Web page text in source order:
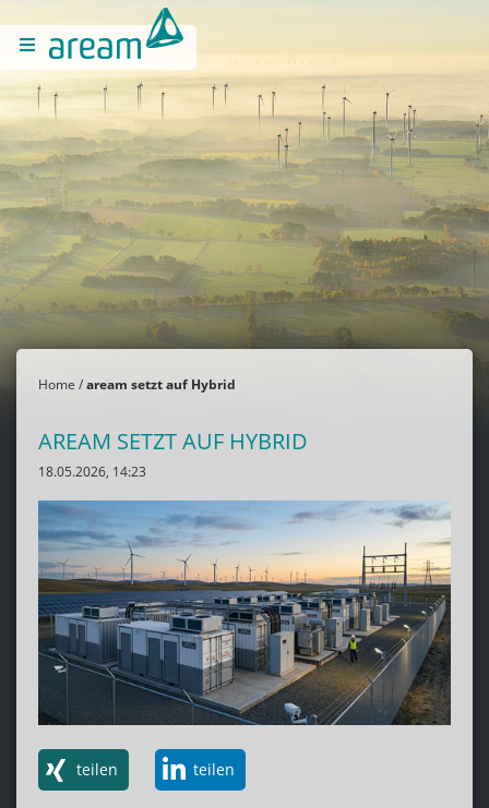
Home aream setzt auf Hybrid
AREAM SETZT AUF HYBRID
18.05.2026, 14:23
teilen teilen